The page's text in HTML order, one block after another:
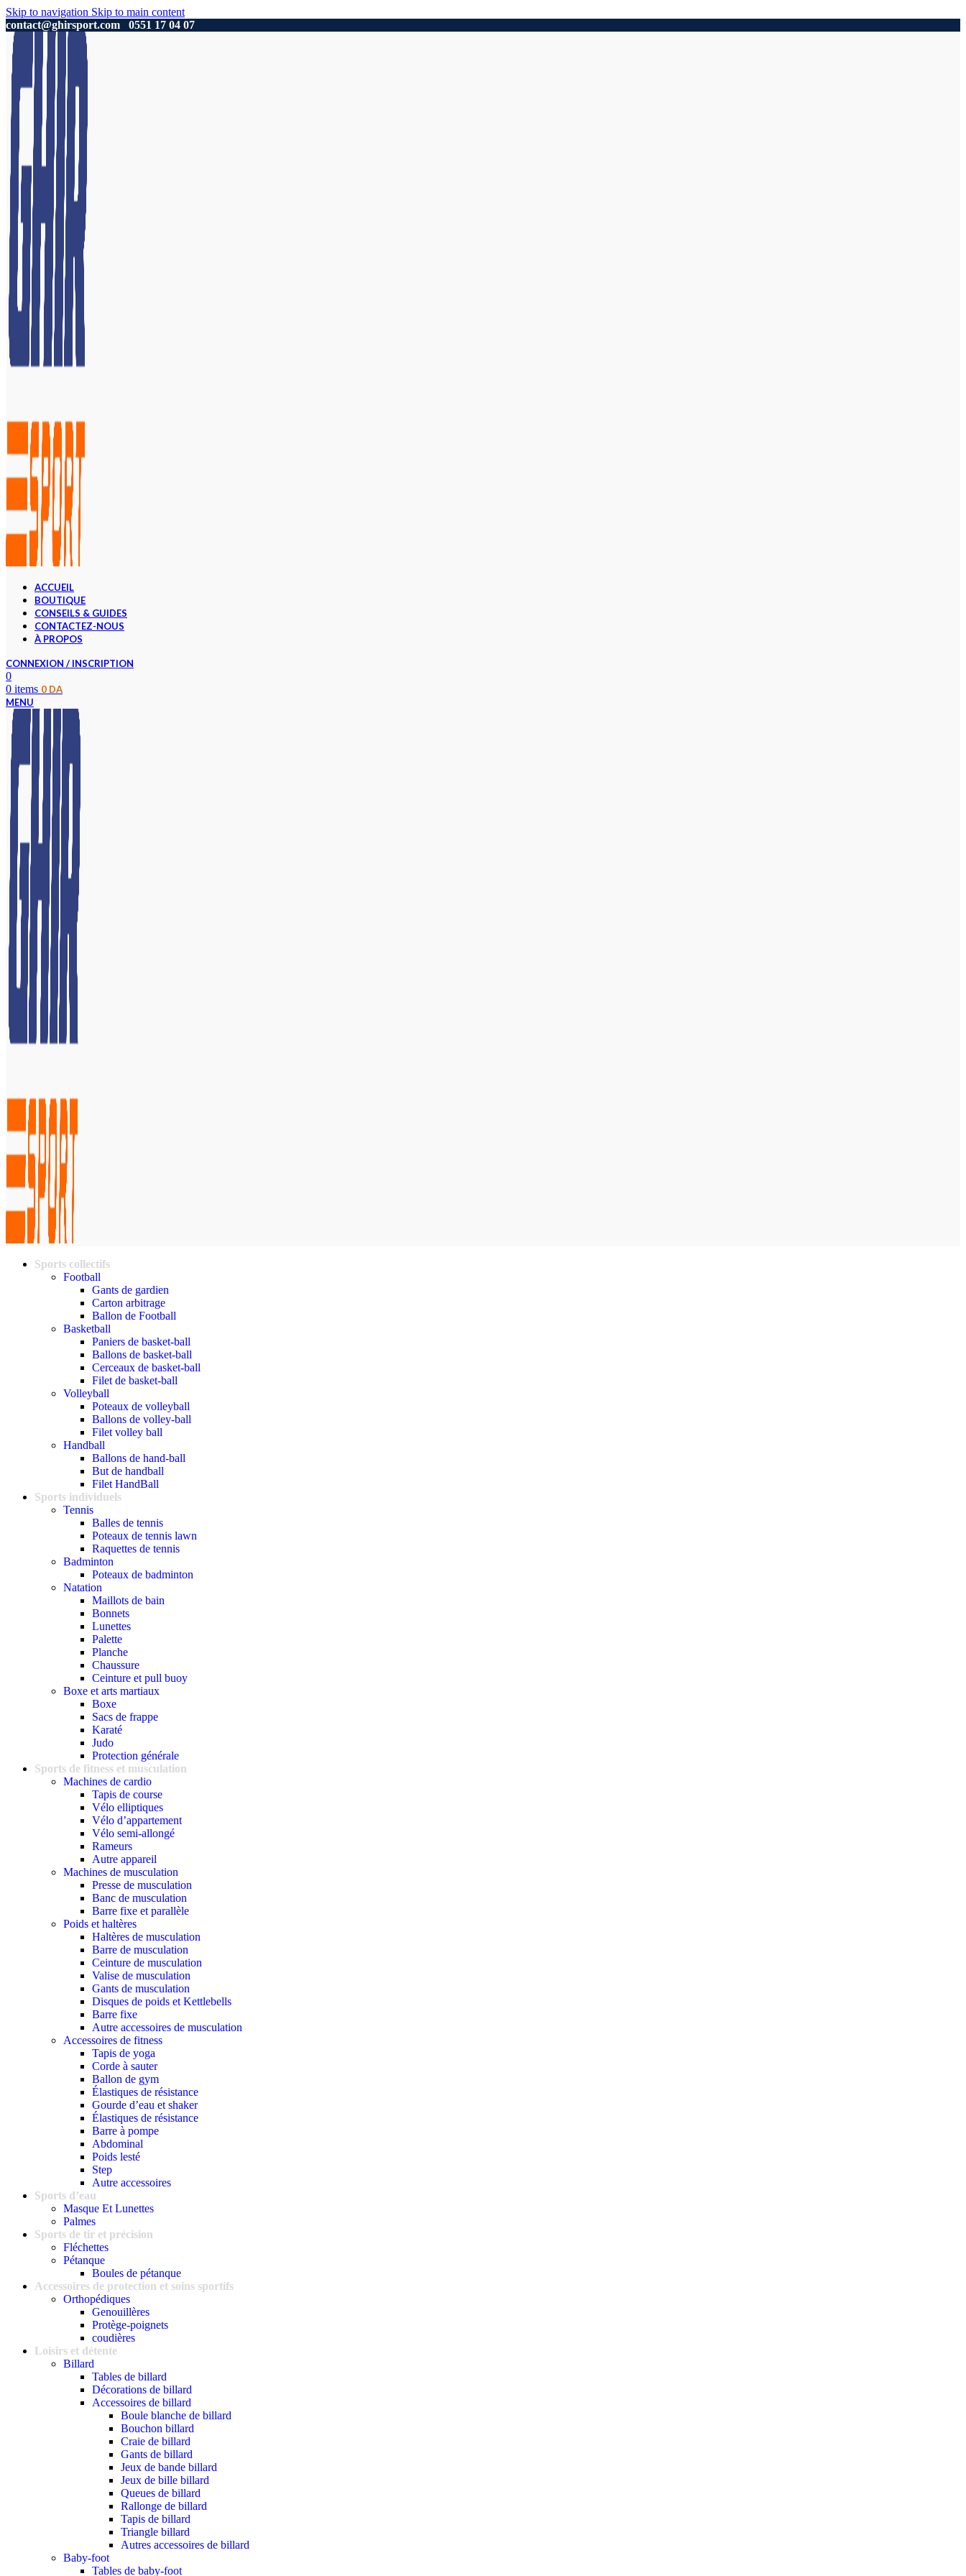
Skip to navigation Skip to main content
contact@ghirsport.com
0551 17 04 07
ACCUEIL
BOUTIQUE
CONSEILS & GUIDES
CONTACTEZ-NOUS
À PROPOS
CONNEXION / INSCRIPTION
0
0 items 0 DA
MENU
Sports collectifs
Football
Gants de gardien
Carton arbitrage
Ballon de Football
Basketball
Paniers de basket-ball
Ballons de basket-ball
Cerceaux de basket-ball
Filet de basket-ball
Volleyball
Poteaux de volleyball
Ballons de volley-ball
Filet volley ball
Handball
Ballons de hand-ball
But de handball
Filet HandBall
Sports individuels
Tennis
Balles de tennis
Poteaux de tennis lawn
Raquettes de tennis
Badminton
Poteaux de badminton
Natation
Maillots de bain
Bonnets
Lunettes
Palette
Planche
Chaussure
Ceinture et pull buoy
Boxe et arts martiaux
Boxe
Sacs de frappe
Karaté
Judo
Protection générale
Sports de fitness et musculation
Machines de cardio
Tapis de course
Vélo elliptiques
Vélo d’appartement
Vélo semi-allongé
Rameurs
Autre appareil
Machines de musculation
Presse de musculation
Banc de musculation
Barre fixe et parallèle
Poids et haltères
Haltères de musculation
Barre de musculation
Ceinture de musculation
Valise de musculation
Gants de musculation
Disques de poids et Kettlebells
Barre fixe
Autre accessoires de musculation
Accessoires de fitness
Tapis de yoga
Corde à sauter
Ballon de gym
Élastiques de résistance
Gourde d’eau et shaker
Élastiques de résistance
Barre à pompe
Abdominal
Poids lesté
Step
Autre accessoires
Sports d’eau
Masque Et Lunettes
Palmes
Sports de tir et précision
Fléchettes
Pétanque
Boules de pétanque
Accessoires de protection et soins sportifs
Orthopédiques
Genouillères
Protège-poignets
coudières
Loisirs et détente
Billard
Tables de billard
Décorations de billard
Accessoires de billard
Boule blanche de billard
Bouchon billard
Craie de billard
Gants de billard
Jeux de bande billard
Jeux de bille billard
Queues de billard
Rallonge de billard
Tapis de billard
Triangle billard
Autres accessoires de billard
Baby-foot
Tables de baby-foot